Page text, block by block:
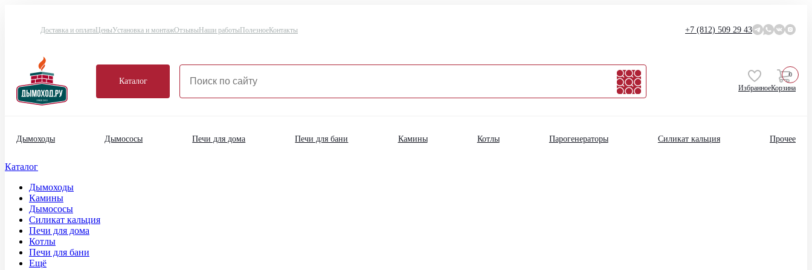
Доставка и оплатаЦеныУстановка и монтажОтзывыНаши работыПолезное Контакты +7 (812) 509 29 43
Каталог
ИзбранноеКорзина
0
Дымоходы Дымососы Печи для дома Печи для бани Камины Котлы Парогенераторы Силикат кальция Прочее
Каталог
Дымоходы
Камины
Дымососы
Силикат кальция
Печи для дома
Котлы
Печи для бани
Ещё